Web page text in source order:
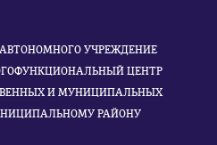
УЧРЕЖДЕНИЕ
ЦЕНТР
И МУНИЦИПАЛЬНЫХ
РАЙОНУ